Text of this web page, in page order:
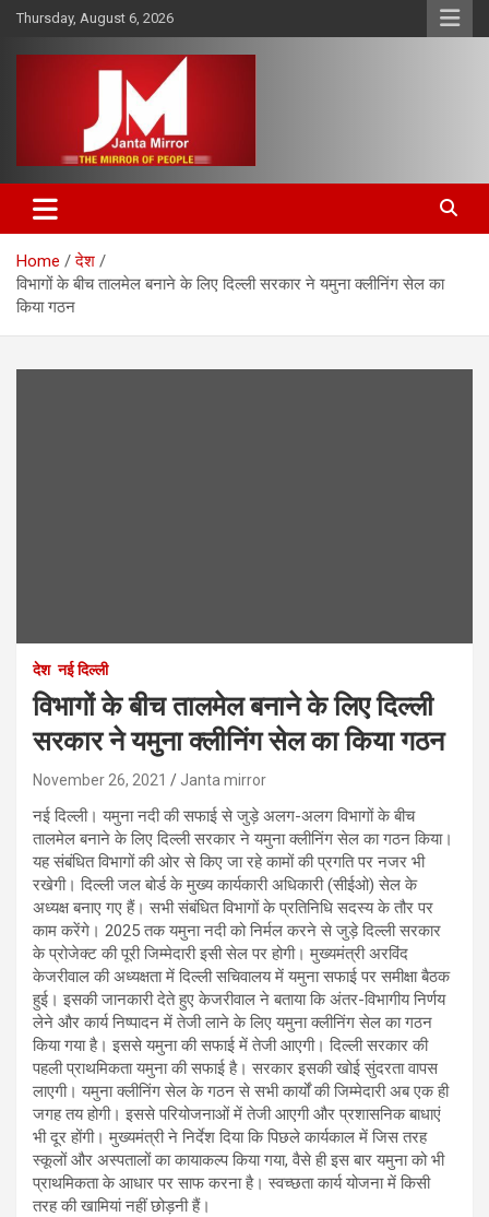
Skip
content
Thursday, August 6, 2026
Janta Mirror
Home
देश
विभागों के बीच तालमेल बनाने के लिए दिल्ली सरकार ने यमुना क्लीनिंग सेल का
किया गठन
देश नई दिल्ली
विभागों के बीच तालमेल बनाने के लिए दिल्ली
सरकार ने यमुना क्लीनिंग सेल का किया गठन
November 26, 2021 Janta mirror
नई दिल्ली। यमुना नदी की सफाई से जुड़े अलग-अलग विभागों के बीच
तालमेल बनाने के लिए दिल्ली सरकार ने यमुना क्लीनिंग सेल का गठन किया।
यह संबंधित विभागों की ओर से किए जा रहे कामों की प्रगति पर नजर भी
रखेगी। दिल्ली जल बोर्ड के मुख्य कार्यकारी अधिकारी (सीईओ) सेल के
अध्यक्ष बनाए गए हैं। सभी संबंधित विभागों के प्रतिनिधि सदस्य के तौर पर
काम करेंगे। 2025 तक यमुना नदी को निर्मल करने से जुड़े दिल्ली सरकार
के प्रोजेक्ट की पूरी जिम्मेदारी इसी सेल पर होगी। मुख्यमंत्री अरविंद
केजरीवाल की अध्यक्षता में दिल्ली सचिवालय में यमुना सफाई पर समीक्षा बैठक
हुई। इसकी जानकारी देते हुए केजरीवाल ने बताया कि अंतर-विभागीय निर्णय
लेने और कार्य निष्पादन में तेजी लाने के लिए यमुना क्लीनिंग सेल का गठन
किया गया है। इससे यमुना की सफाई में तेजी आएगी। दिल्ली सरकार की
पहली प्राथमिकता यमुना की सफाई है। सरकार इसकी खोई सुंदरता वापस
लाएगी। यमुना क्लीनिंग सेल के गठन से सभी कार्यों की जिम्मेदारी अब एक ही
जगह तय होगी। इससे परियोजनाओं में तेजी आएगी और प्रशासनिक बाधाएं
भी दूर होंगी। मुख्यमंत्री ने निर्देश दिया कि पिछले कार्यकाल में जिस तरह
स्कूलों और अस्पतालों का कायाकल्प किया गया, वैसे ही इस बार यमुना को भी
प्राथमिकता के आधार पर साफ करना है। स्वच्छता कार्य योजना में किसी
तरह की खामियां नहीं छोड़नी हैं।